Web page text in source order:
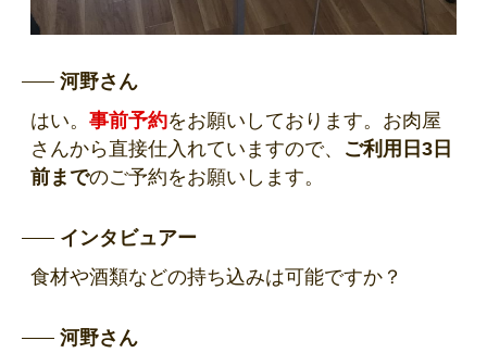
河野さん
はい。 事前予約をお願いしております。お肉屋
さんから直接仕入れていますので、 ご利用日3日
前までのご予約をお願いします。
インタビュアー
食材や酒類などの持ち込みは可能ですか？
河野さん